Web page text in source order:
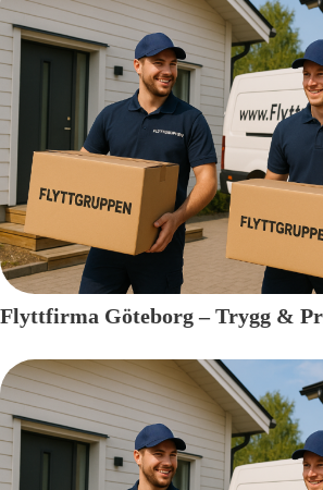
Flyttfirma Göteborg – Trygg &